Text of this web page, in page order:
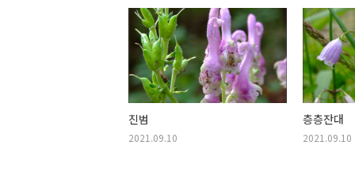
진범
2021.09.10
층층잔대
2021.09.10